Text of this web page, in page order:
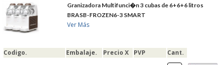
Granizadora Multifunci�n 3 cubas de 6+6+6 litros
BRASB-FROZEN6-3 SMART
Ver Más
Codigo. Embalaje. Precio X PVP Cant.